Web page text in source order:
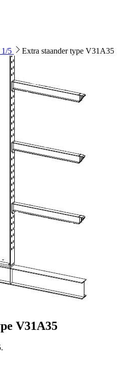
1/5 Extra staander type V31A35
V31A35